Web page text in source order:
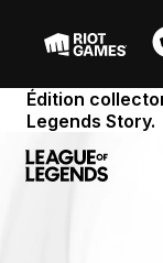
Édition
Legends Story.